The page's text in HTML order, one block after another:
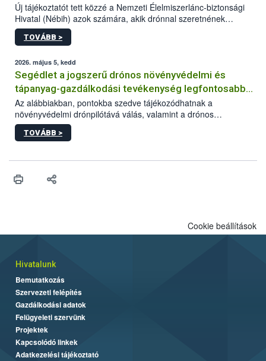
Új tájékoztatót tett közzé a Nemzeti Élelmiszerlánc-biztonsági
Hivatal (Nébih) azok számára, akik drónnal szeretnének
növényvédelmi vagy tápanyag-gazdálkodási tevékenységet
végezni Magyarországon. Az összefoglaló részletesen
műszaki és hatósági feltételek.
TOVÁBB >
2026. május 5, kedd
Segédlet a jogszerű drónos növényvédelmi és
tápanyag-gazdálkodási tevékenység legfontosabb
feltételeiről
Az alábbiakban, pontokba szedve tájékozódhatnak a
növényvédelmi drónpilótává válás, valamint a drónos
növényvédelmi és tápanyag-gazdálkodási tevékenység
végzésének legfontosabb feltételeiről*.
TOVÁBB >
Cookie beállítások
Hivatalunk
Bemutatkozás
Szervezeti felépítés
Gazdálkodási adatok
Felügyeleti szervünk
Projektek
Kapcsolódó linkek
Adatkezelési tájékoztató